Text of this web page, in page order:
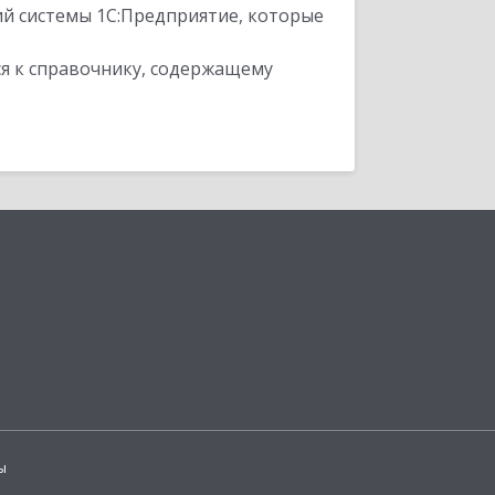
системы 1С:Предприятие, которые
к справочнику, содержащему